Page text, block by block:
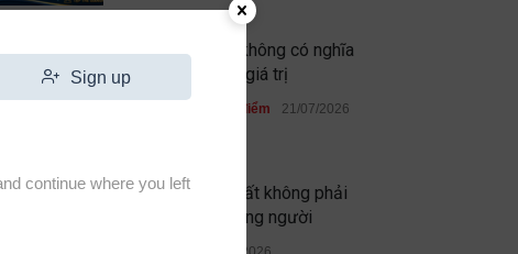
Chưa xuất sắc không có nghĩa
là em không có giá trị
Quan điểm 21/07/2026
Thứ đáng sợ nhất không phải
quỷ dữ, mà là lòng người
Sign up
continue where you left